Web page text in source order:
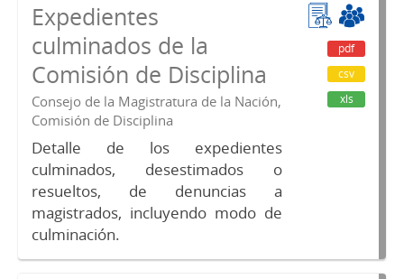
Expedientes
culminados de la
Comisión de Disciplina
Consejo de la Magistratura de la Nación,
Comisión de Disciplina
Detalle de los expedientes
culminados, desestimados o
resueltos, de denuncias a
magistrados, incluyendo modo de
culminación.
pdf
csv
xls